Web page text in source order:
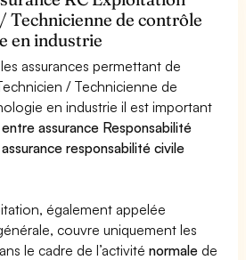
Technicienne de contrôle
en industrie
assurances permettant de
/ Technicienne de
en industrie il est important
assurance Responsabilité
responsabilité civile
également appelée
couvre uniquement les
le cadre de l’activiténormale de